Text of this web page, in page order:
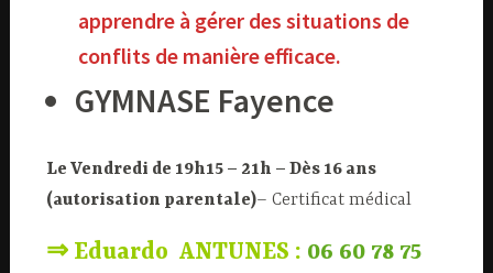
apprendre à gérer des situations de
conflits de manière efficace.
GYMNASE Fayence
Le Vendredi de 19h15 – 21h – Dès 16 ans
(autorisation parentale)– Certificat médical
⇒ Eduardo ANTUNES : 06 60 78 75